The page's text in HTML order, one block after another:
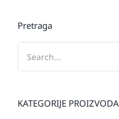
Pretraga
KATEGORIJE PROIZVODA